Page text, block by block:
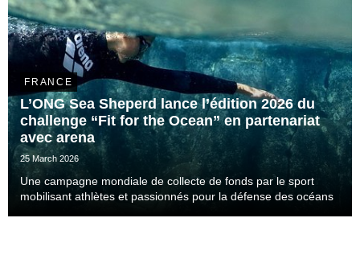
FRANCE
L’ONG Sea Sheperd lance l’édition 2026 du
challenge “Fit for the Ocean” en partenariat
avec arena
25 March 2026
Une campagne mondiale de collecte de fonds par le sport
mobilisant athlètes et passionnés pour la défense des océans